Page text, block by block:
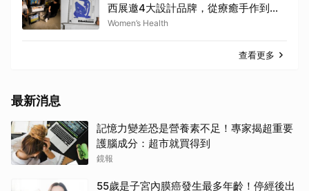
西展邀4大設計品牌，從療癒手作到日
本家具、AI好禮寵愛全家 | Women's
Women’s Health
查看更多
最新消息
記憶力變差恐是營養素不足！專家揭超重要
護腦成分：超市就買得到
鏡報
55歲是子宮內膜癌發生最多年齡！停經後出